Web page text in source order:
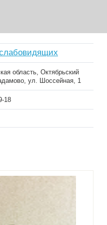
область, Октябрьский
ул. Шоссейная, 1
18